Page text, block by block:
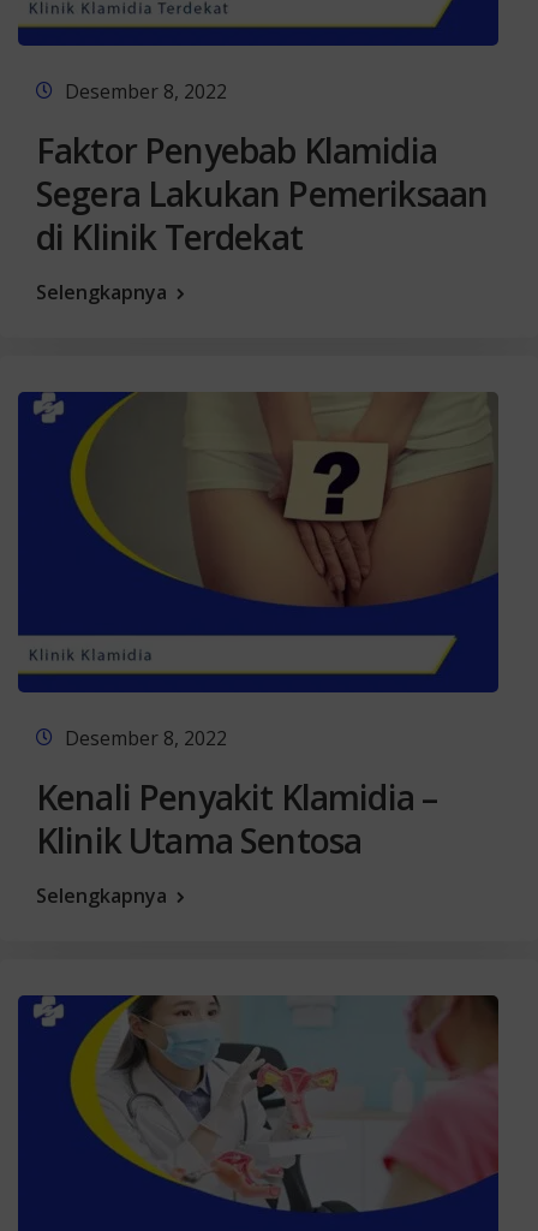
Desember 8, 2022
Faktor Penyebab Klamidia
Segera Lakukan Pemeriksaan
di Klinik Terdekat
Selengkapnya
Desember 8, 2022
Kenali Penyakit Klamidia –
Klinik Utama Sentosa
Selengkapnya